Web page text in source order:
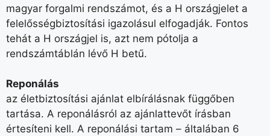
magyar forgalmi rendszámot, és a H országjelet a
felelősségbiztosítási igazolásul elfogadják. Fontos
tehát a H országjel is, azt nem pótolja a
rendszámtáblán lévő H betű.
Reponálás
az életbiztosítási ajánlat elbírálásnak függőben
tartása. A reponálásról az ajánlattevőt írásban
értesíteni kell. A reponálási tartam – általában 6